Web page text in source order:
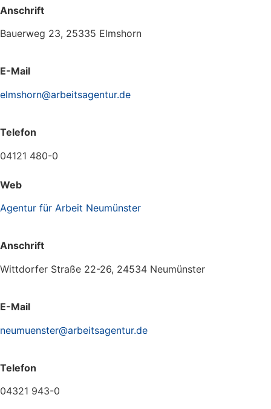
Anschrift
Bauerweg 23, 25335 Elmshorn
E-Mail
elmshorn@arbeitsagentur.de
Telefon
04121 480-0
Web
Agentur für Arbeit Neumünster
Anschrift
Wittdorfer Straße 22-26, 24534 Neumünster
E-Mail
neumuenster@arbeitsagentur.de
Telefon
04321 943-0